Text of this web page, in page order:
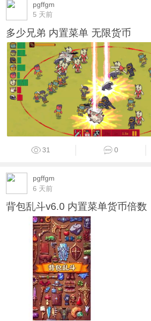
pgffgm
5 天前
多少兄弟 内置菜单 无限货币
31 0
pgffgm
6 天前
背包乱斗v6.0 内置菜单货币倍数